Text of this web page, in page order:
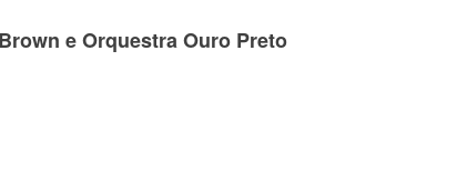
e Orquestra Ouro Preto